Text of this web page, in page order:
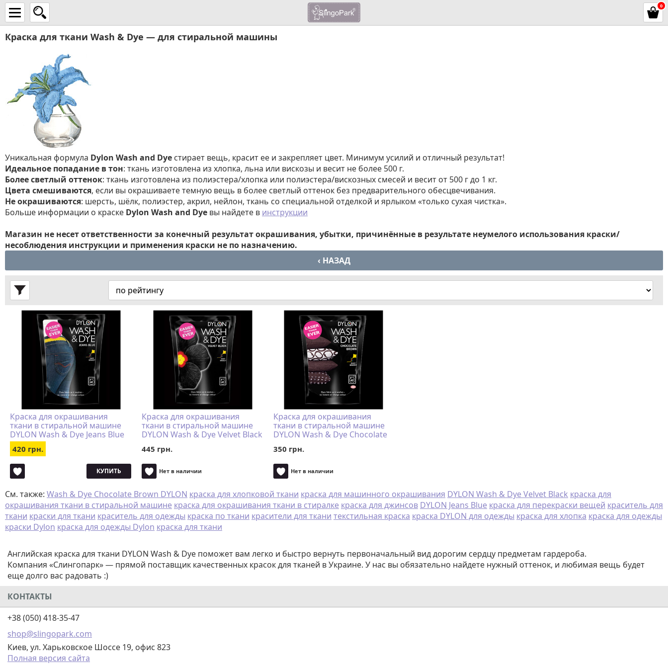
0
Краска для ткани Wash & Dye — для стиральной машины
Уникальная формула Dylon Wash and Dye стирает вещь, красит ее и закрепляет цвет. Минимум усилий и отличный результат!
Идеальное попадание в тон: ткань изготовлена из хлопка, льна или вискозы и весит не более 500 г.
Более светлый оттенок: ткань изготовлена из полиэстера/хлопка или полиэстера/вискозных смесей и весит от 500 г до 1 кг.
Цвета смешиваются, если вы окрашиваете темную вещь в более светлый оттенок без предварительного обесцвечивания.
Не окрашиваются: шерсть, шёлк, полиэстер, акрил, нейлон, ткань со специальной отделкой и ярлыком «только сухая чистка».
Больше информации о краске Dylon Wash and Dye вы найдете в инструкции
Магазин не несет ответственности за конечный результат окрашивания, убытки, причинённые в результате неумелого использования краски/
несоблюдения инструкции и применения краски не по назначению.
‹ НАЗАД
Краска для окрашивания
ткани в стиральной машине
DYLON Wash & Dye Jeans Blue
420 грн.
КУПИТЬ
Краска для окрашивания
ткани в стиральной машине
DYLON Wash & Dye Velvet Black
445 грн.
Нет в наличии
Краска для окрашивания
ткани в стиральной машине
DYLON Wash & Dye Chocolate
350 грн.
Нет в наличии
См. также: Wash & Dye Chocolate Brown DYLON краска для хлопковой ткани краска для машинного окрашивания DYLON Wash & Dye Velvet Black краска для
окрашивания ткани в стиральной машине краска для окрашивания ткани в стиралке краска для джинсов DYLON Jeans Blue краска для перекраски вещей краситель для
ткани краски для ткани краситель для одежды краска по ткани красители для ткани текстильная краска краска DYLON для одежды краска для хлопка краска для одежды
краски Dylon краска для одежды Dylon краска для ткани
Английская краска для ткани DYLON Wash & Dye поможет вам легко и быстро вернуть первоначальный вид дорогим сердцу предметам гардероба.
Компания «Слингопарк» — прямой поставщик качественных красок для тканей в Украине. У нас вы обязательно найдете нужный оттенок, и любимая вещь будет
еще долго вас радовать :)
КОНТАКТЫ
+38 (050) 418-35-47
shop@slingopark.com
Киев, ул. Харьковское Шоссе 19, офис 823
Полная версия сайта